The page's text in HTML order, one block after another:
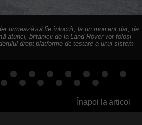
urmează să fie înlocuit, la un moment dat, de
atunci, britanicii de la Land Rover vor folosi
drept platforme de testare a unui sistem
Înapoi la articol